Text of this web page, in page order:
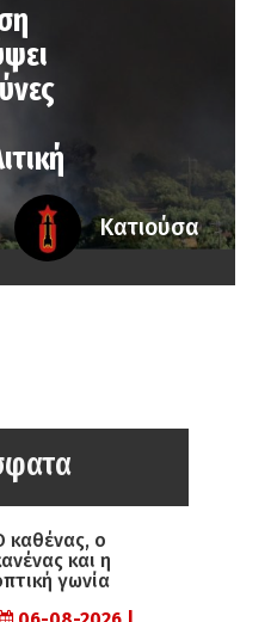
Κατιούσα
καθένας, ο
και η
γωνία